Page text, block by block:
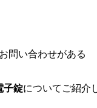
問い合わせがある
子錠についてご紹介